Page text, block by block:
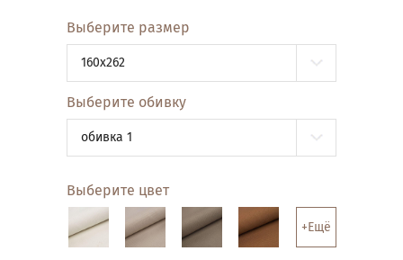
Выберите размер
160x262
Выберите обивку
обивка 1
Выберите цвет
+Ещё